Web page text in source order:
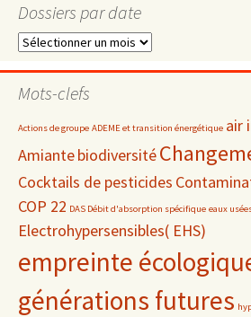
Dossiers par date
Dossiers
date
Mots-clefs
Actions de groupe ADEME et transition énergétique air
Amiantebiodiversité
Cocktails de pesticides
COP 22 DAS Débit d'absorption spécifique eaux
Electrohypersensibles( EHS)
empreinte
générations futures